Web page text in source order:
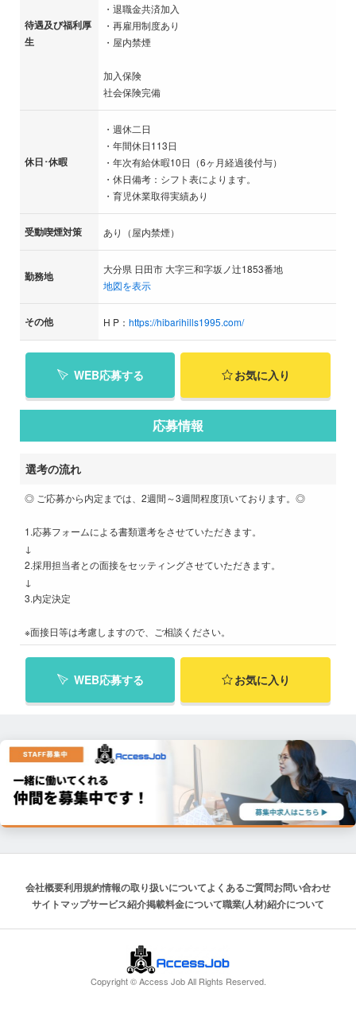
待遇及び福利厚
生
・退職金共済加入
・再雇用制度あり
・屋内禁煙
加入保険
社会保険完備
休日･休暇
・週休二日
・年間休日113日
・年次有給休暇10日（6ヶ月経過後付与）
・休日備考：シフト表によります。
・育児休業取得実績あり
受動喫煙対策 あり（屋内禁煙）
勤務地
大分県 日田市 大字三和字坂ノ辻1853番地
地図を表示
その他 H P： https://hibarihills1995.com/
WEB応募する お気に入り
応募情報
選考の流れ
◎ ご応募から内定までは、2週間～3週間程度頂いております。◎
1.応募フォームによる書類選考をさせていただきます。
↓
2.採用担当者との面接をセッティングさせていただきます。
↓
3.内定決定
※面接日等は考慮しますので、ご相談ください。
WEB応募する お気に入り
会社概要利用規約情報の取り扱いについてよくあるご質問お問い合わせ
サイトマップサービス紹介掲載料金について職業(人材)紹介について
Copyright © Access Job All Rights Reserved.